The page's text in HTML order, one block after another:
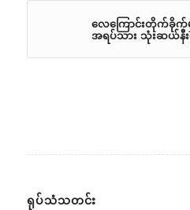
လေကြောင်းတိုက်ခိုက်
အရပ်သား သုံးဆယ်နီး
ရုပ်သံသတင်း